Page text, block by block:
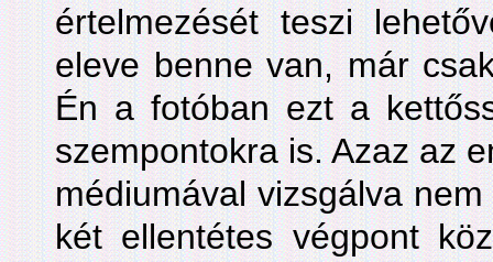
értelmezését teszi
eleve benne van, már
Én a fotóban ezt a
szempontokra is. Azaz az
médiumával vizsgálva
két ellentétes végpont